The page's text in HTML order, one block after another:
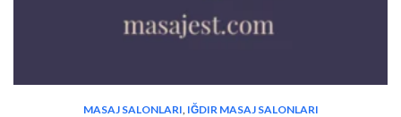
MASAJ SALONLARI IĞDIR MASAJ SALONLARI